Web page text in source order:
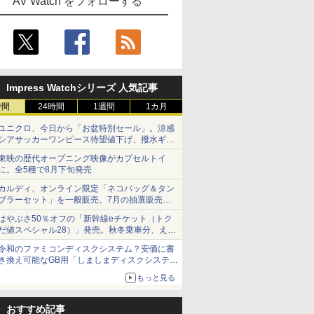
Impress Watchシリーズ 人気記事
24時間 1週間 1カ月
ニクロ、今日から「お盆特別セール」。涼感
アサッカーワンピース待望値下げ、撥水ギア
ョーツは1990円に
映の歴代オープニング映像がカプセルトイ
。全5種で8月下旬発売
ルディ、オンライン限定「ネコバッグ＆タン
ラーセット」を一般販売。7月の抽選販売の
選無効分
やぶさ50％オフの「新幹線eチケット（トク
値スペシャル28）」発売。秋冬乗車分、えき
っと限定
和のファミコンディスクシステム？安価に書
換え可能なGB用「しましまディスクシステ
もっと見る
おすすめ記事